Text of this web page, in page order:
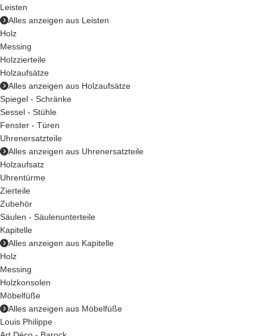
Leisten
Alles anzeigen aus Leisten
Holz
Messing
Holzzierteile
Holzaufsätze
Alles anzeigen aus Holzaufsätze
Spiegel - Schränke
Sessel - Stühle
Fenster - Türen
Uhrenersatzteile
Alles anzeigen aus Uhrenersatzteile
Holzaufsatz
Uhrentürme
Zierteile
Zubehör
Säulen - Säulenunterteile
Kapitelle
Alles anzeigen aus Kapitelle
Holz
Messing
Holzkonsolen
Möbelfüße
Alles anzeigen aus Möbelfüße
Louis Philippe